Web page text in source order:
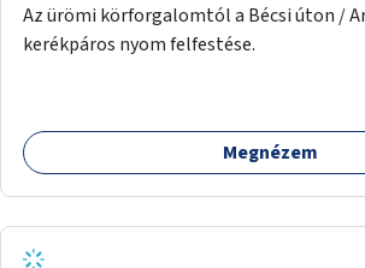
Az ürömi körforgalomtól a Bécsi úton /
kerékpáros nyom felfestése.
Megnézem